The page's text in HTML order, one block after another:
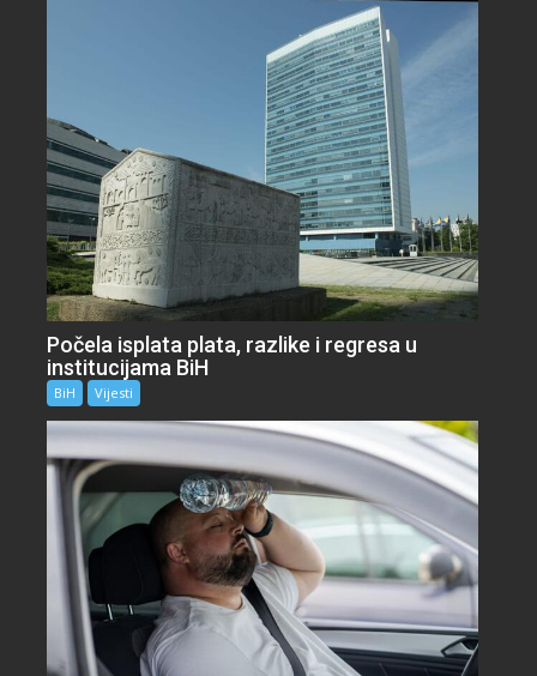
Počela isplata plata, razlike i regresa u
institucijama BiH
BiH Vijesti